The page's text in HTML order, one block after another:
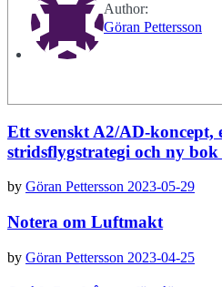
Author:
Göran Pettersson
Ett svenskt A2/AD-koncept,
stridsflygstrategi och ny
by Göran Pettersson 2023-05-29
Notera om Luftmakt
by Göran Pettersson 2023-04-25